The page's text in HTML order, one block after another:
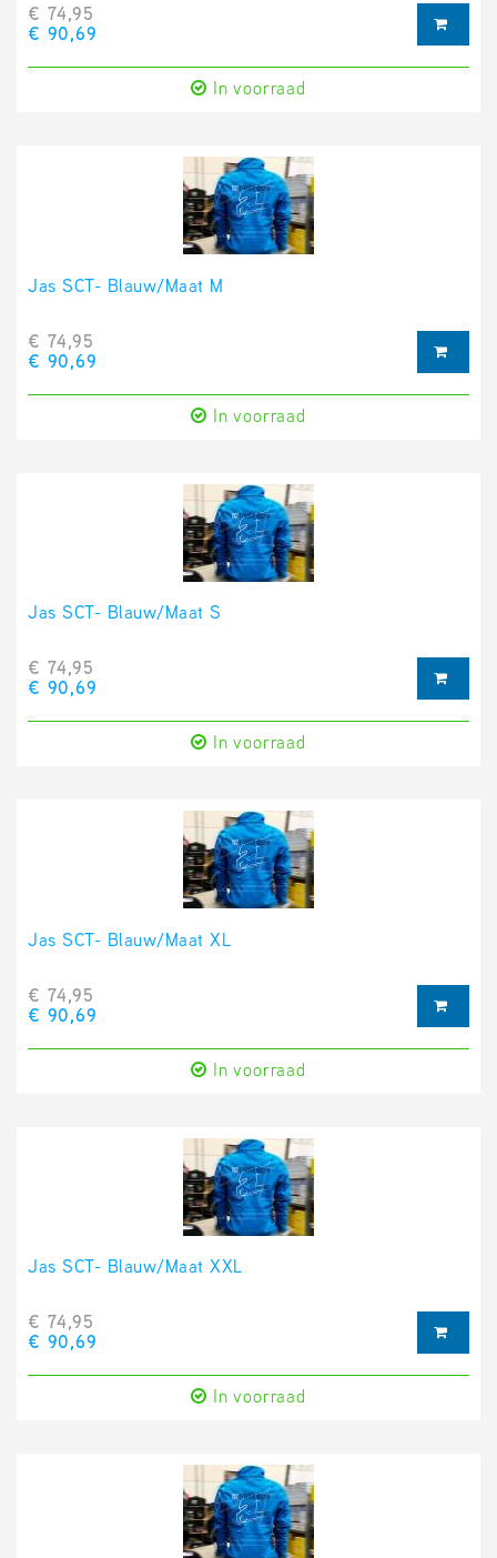
€ 74,95
€ 90,69
In voorraad
Jas SCT- Blauw/Maat M
€ 74,95
€ 90,69
In voorraad
Jas SCT- Blauw/Maat S
€ 74,95
€ 90,69
In voorraad
Jas SCT- Blauw/Maat XL
€ 74,95
€ 90,69
In voorraad
Jas SCT- Blauw/Maat XXL
€ 74,95
€ 90,69
In voorraad